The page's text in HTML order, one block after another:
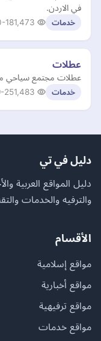
في الاردن.
خدمات 18
عطلات
عطلات مجتمع سياحي
خدمات 25
دليل في تي
دليل المواقع العربية
والترفيه والخدمات
الأقسام
مواقع إسلامية
مواقع أخبارية
مواقع ترفيهية
مواقع خدمات